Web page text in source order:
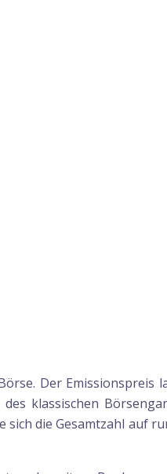
Der Emissionspreis
klassischen
die Gesamtzahl auf